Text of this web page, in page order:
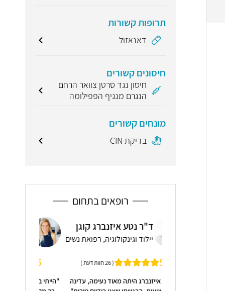
תרופות קשורות
דאנאזול
חיסונים קשורים
חיסון נגד סרטן צוואר הרחם
הנגרם מנגיף הפפילומה
מונחים קשורים
בדיקת CIN
רופאים בתחום
רעות מוקדס
רפואה משלימה
5 ( 26 חוות דעת )
"הייתי בסדנת תינוקות עם רעות והיא היתה כל